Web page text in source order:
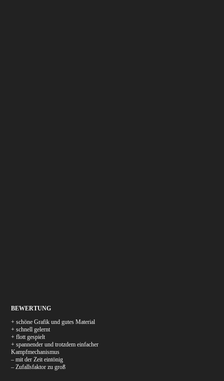
BEWERTUNG
+ schöne Grafik und gutes Material
+ schnell gelernt
+ flott gespielt
+ spannender und trotzdem einfacher
Kampfmechanismus
– mit der Zeit eintönig
– Zufallsfaktor zu groß